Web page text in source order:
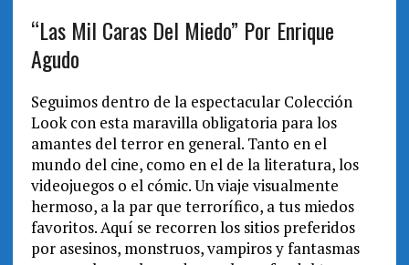
“Las Mil Caras Del Miedo” Por Enrique
Agudo
Seguimos dentro de la espectacular Colección
Look con esta maravilla obligatoria para los
amantes del terror en general. Tanto en el
mundo del cine, como en el de la literatura, los
videojuegos o el cómic. Un viaje visualmente
hermoso, a la par que terrorífico, a tus miedos
favoritos. Aquí se recorren los sitios preferidos
por asesinos, monstruos, vampiros y fantasmas